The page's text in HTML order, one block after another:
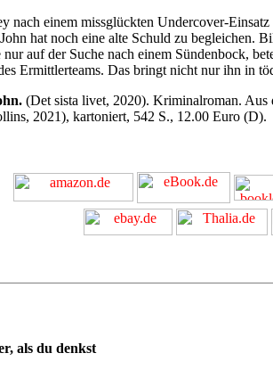
nach einem missglückten Undercover-
hat noch eine alte Schuld zu begleichen.
auf der Suche nach einem Sündenbock,
Ermittlerteams. Das bringt nicht nur ihn in
(Det sista livet, 2020). Kriminalroman.
2021), kartoniert, 542 S., 12.00 Euro (D).
als du denkst